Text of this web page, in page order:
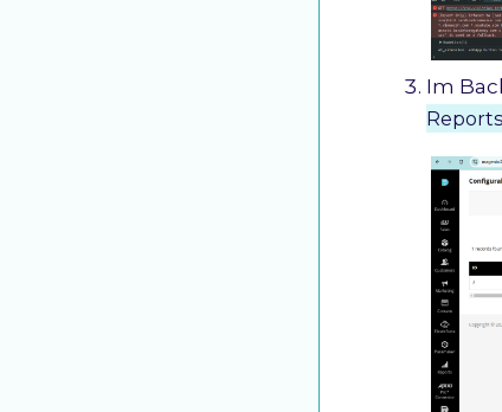
Im
Reports